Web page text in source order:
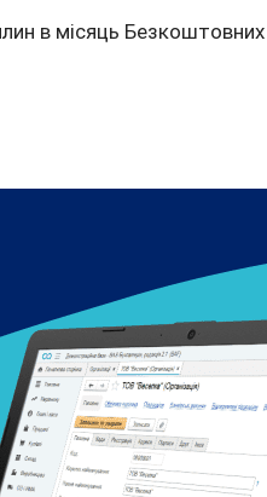
в місяць
стороннім
Облік сільгосптехніки і